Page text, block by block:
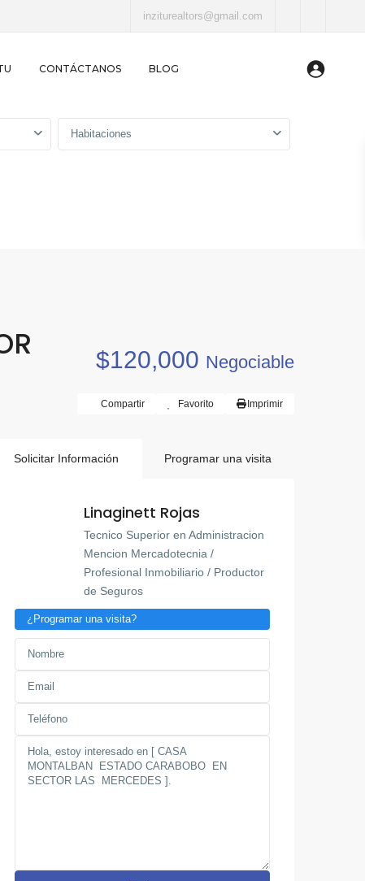
inziturealtors@gmail.com
CONTÁCTANOS BLOG
Habitaciones
$120,000 Negociable
Compartir Favorito Imprimir
Solicitar Información Programar una visita
Linaginett Rojas
Tecnico Superior en Administracion
Mencion Mercadotecnia /
Profesional Inmobiliario / Productor
de Seguros
¿Programar una visita?